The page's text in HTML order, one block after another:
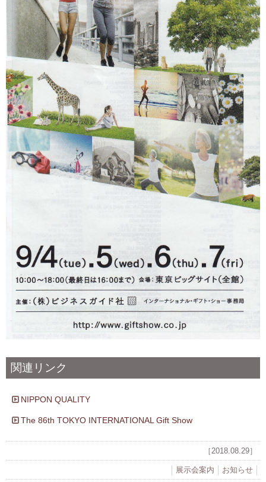
関連リンク
NIPPON QUALITY
The 86th TOKYO INTERNATIONAL Gift Show
［2018.08.29］
展示会案内 お知らせ